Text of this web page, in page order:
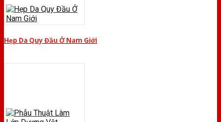
Hẹp Da Quy Đầu Ở Nam Giới